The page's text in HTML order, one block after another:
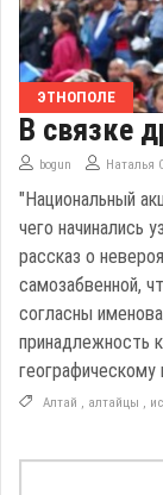
ЭТНОПОЛЕ
В связке
bogun Наталья
"Национальный
чего начинались
рассказ о
самозабвенной,
согласны
принадлежность
Алтай , алтайцы ,